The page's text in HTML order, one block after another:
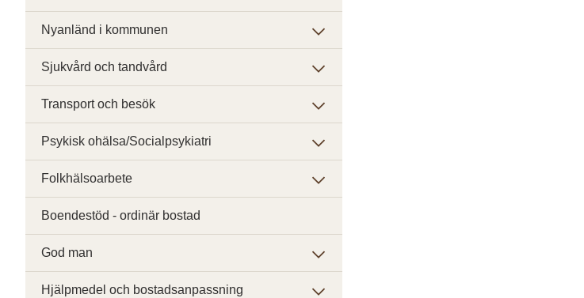
Nyanländ i kommunen
Sjukvård och tandvård
Transport och besök
Psykisk ohälsa/Socialpsykiatri
Folkhälsoarbete
Boendestöd - ordinär bostad
God man
Hjälpmedel och bostadsanpassning